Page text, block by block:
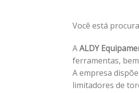
Você está
AALDY
ferramentas,
A empresa
limitadores de